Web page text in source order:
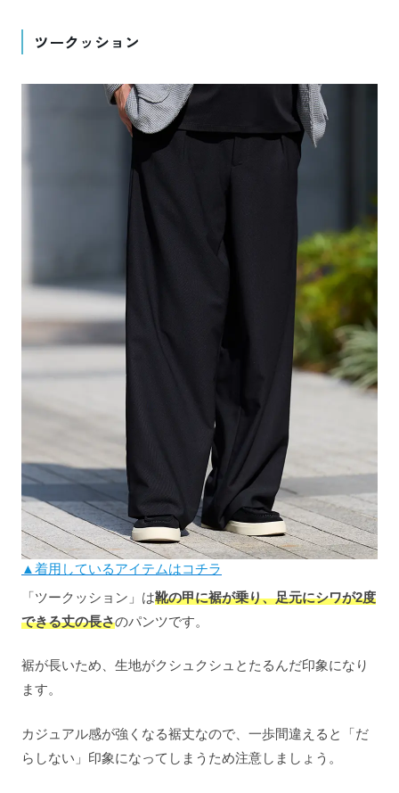
ツークッション
▲着用しているアイテムはコチラ
「ツークッション」は靴の甲に裾が乗り、足元にシワが2度
できる丈の長さのパンツです。
裾が長いため、生地がクシュクシュとたるんだ印象になり
ます。
カジュアル感が強くなる裾丈なので、一歩間違えると「だ
らしない」印象になってしまうため注意しましょう。